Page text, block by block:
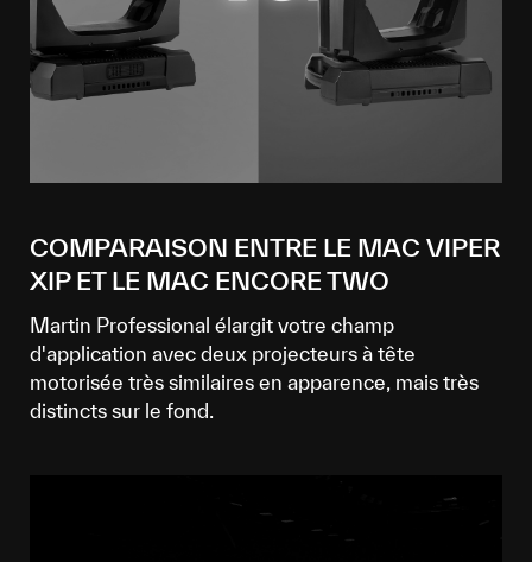
COMPARAISON ENTRE LE MAC VIPER
XIP ET LE MAC ENCORE TWO
Martin Professional élargit votre champ
d'application avec deux projecteurs à tête
motorisée très similaires en apparence, mais très
distincts sur le fond.